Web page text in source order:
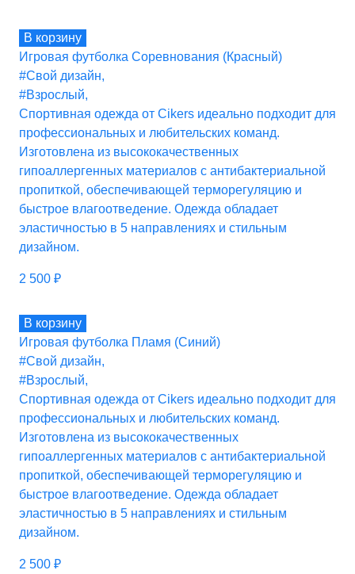
В корзину
Игровая футболка Соревнования (Красный)
#Свой дизайн,
#Взрослый,
Спортивная одежда от Cikers идеально подходит для
профессиональных и любительских команд.
Изготовлена из высококачественных
гипоаллергенных материалов с антибактериальной
пропиткой, обеспечивающей терморегуляцию и
быстрое влагоотведение. Одежда обладает
эластичностью в 5 направлениях и стильным
дизайном.
2 500 ₽
В корзину
Игровая футболка Пламя (Синий)
#Свой дизайн,
#Взрослый,
Спортивная одежда от Cikers идеально подходит для
профессиональных и любительских команд.
Изготовлена из высококачественных
гипоаллергенных материалов с антибактериальной
пропиткой, обеспечивающей терморегуляцию и
быстрое влагоотведение. Одежда обладает
эластичностью в 5 направлениях и стильным
дизайном.
2 500 ₽